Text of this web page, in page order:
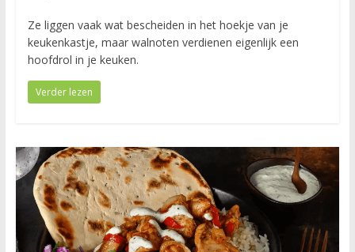
Ze liggen vaak wat bescheiden in het hoekje van je
keukenkastje, maar walnoten verdienen eigenlijk een
hoofdrol in je keuken.
Verder lezen